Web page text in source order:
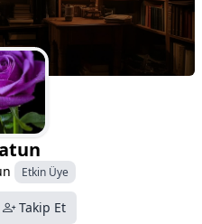
Etkin Üye
Takip Et